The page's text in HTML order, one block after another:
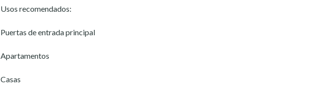
Usos recomendados:
Puertas de entrada principal
Apartamentos
Casas